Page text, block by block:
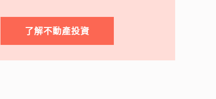
了解不動產投資